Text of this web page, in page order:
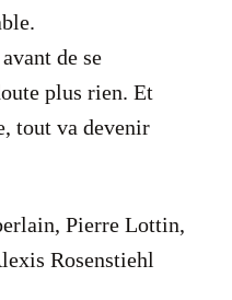
de se
plus rien. Et
tout va devenir
Pierre Lottin,
Rosenstiehl